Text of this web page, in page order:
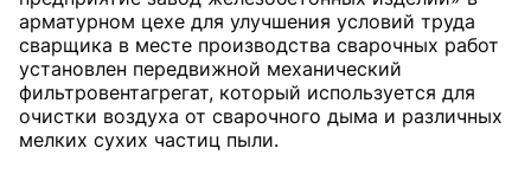
арматурном цехе для улучшения условий труда
сварщика в месте производства сварочных работ
установлен передвижной механический
фильтровентагрегат, который используется для
очистки воздуха от сварочного дыма и различных
мелких сухих частиц пыли.